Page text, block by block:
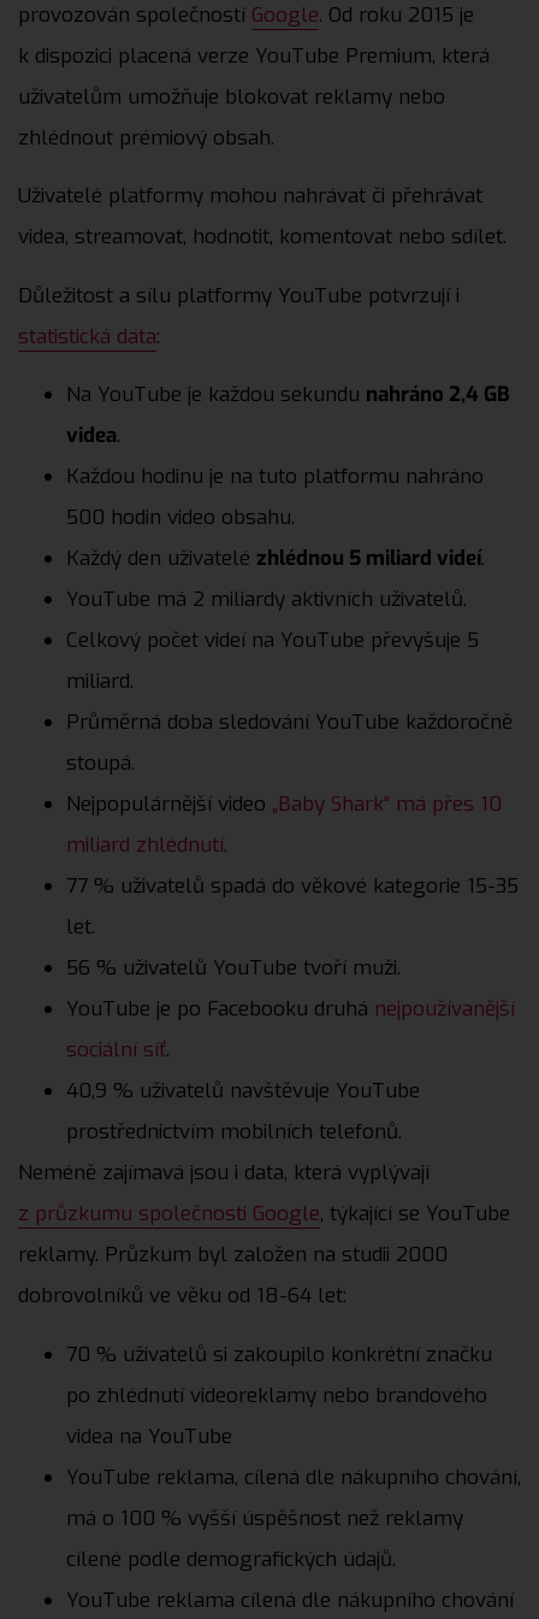
provozován společností Google. Od roku 2015 je
k dispozici placená verze YouTube Premium, která
uživatelům umožňuje blokovat reklamy nebo
zhlédnout prémiový obsah.
Uživatelé platformy mohou nahrávat či přehrávat
videa, streamovat, hodnotit, komentovat nebo sdílet.
Důležitost a sílu platformy YouTube potvrzují i
statistická data:
Na YouTube je každou sekundu nahráno 2,4 GB
videa.
Každou hodinu je na tuto platformu nahráno
500 hodin video obsahu.
Každý den uživatelé zhlédnou 5 miliard videí.
YouTube má 2 miliardy aktivních uživatelů.
Celkový počet videí na YouTube převyšuje 5
miliard.
Průměrná doba sledování YouTube každoročně
stoupá.
Nejpopulárnější video „Baby Shark“ má přes 10
miliard zhlédnutí.
77 % uživatelů spadá do věkové kategorie 15-35
let.
56 % uživatelů YouTube tvoří muži.
YouTube je po Facebooku druhá nejpoužívanější
sociální síť.
40,9 % uživatelů navštěvuje YouTube
prostřednictvím mobilních telefonů.
Neméně zajímavá jsou i data, která vyplývají
z průzkumu společnosti Google, týkající se YouTube
reklamy. Průzkum byl založen na studii 2000
dobrovolníků ve věku od 18-64 let:
70 % uživatelů si zakoupilo konkrétní značku
po zhlédnutí videoreklamy nebo brandového
videa na YouTube
YouTube reklama, cílená dle nákupního chování,
má o 100 % vyšší úspěšnost než reklamy
cílené podle demografických údajů.
YouTube reklama cílená dle nákupního chování